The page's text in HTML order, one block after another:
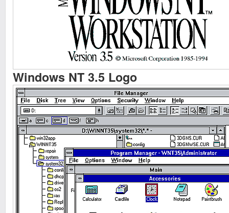
Windows NT 3.5 Logo